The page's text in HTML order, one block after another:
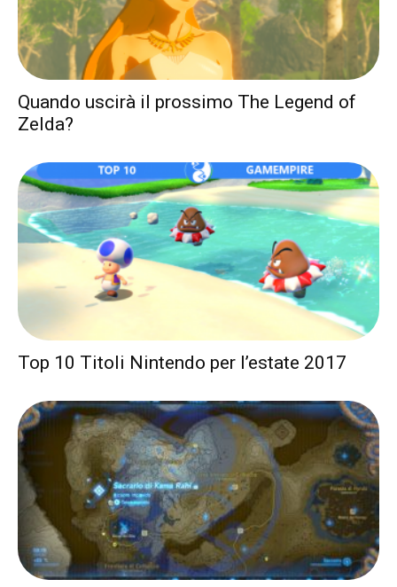
Quando uscirà il prossimo The Legend of
Zelda?
Top 10 Titoli Nintendo per l’estate 2017